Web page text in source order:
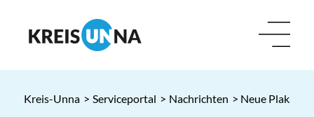
Kreis-Unna > Serviceportal > Nachrichten > Neue Plakate